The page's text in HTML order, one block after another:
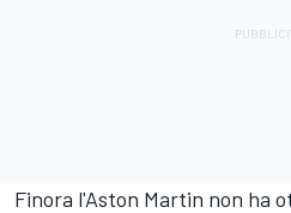
Finora l'Aston Martin non ha